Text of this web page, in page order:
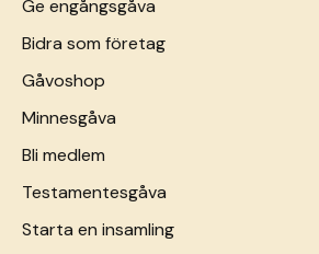
Ge engångsgåva
Bidra som företag
Gåvoshop
Minnesgåva
Bli medlem
Testamentesgåva
Starta en insamling